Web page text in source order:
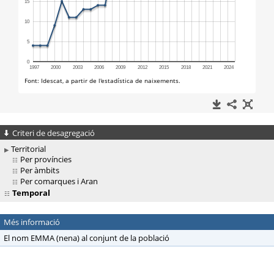
Criteri de desagregació
Territorial
Per províncies
Per àmbits
Per comarques i Aran
Temporal
Més informació
El nom EMMA (nena) al conjunt de la població